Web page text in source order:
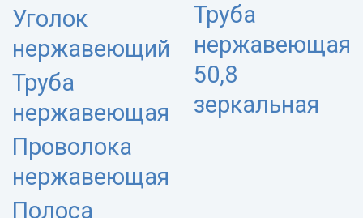
Уголок
нержавеющий
Труба
нержавеющая
Проволока
нержавеющая
Полоса
Труба
нержавеющая
50,8
зеркальная